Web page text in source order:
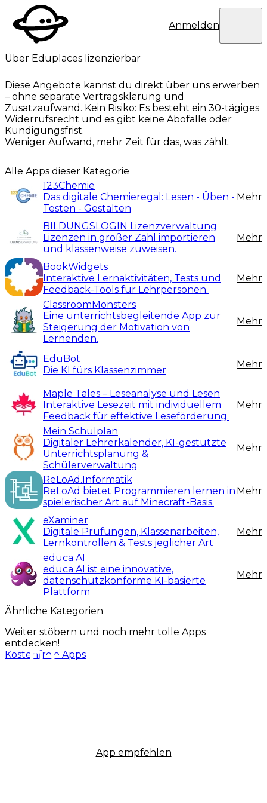
Eduplaces
Anmelden
Über Eduplaces lizenzierbar
Diese Angebote kannst du direkt über uns erwerben
– ohne separate Vertragsklärung und
Zusatzaufwand. Kein Risiko: Es besteht ein 30-tägiges
Widerrufsrecht und es gibt keine Abofalle oder
Kündigungsfrist.
Weniger Aufwand, mehr Zeit für das, was zählt.
Alle Apps dieser Kategorie
123Chemie
Das digitale Chemieregal: Lesen - Üben -
Testen - Gestalten
Mehr
BILDUNGSLOGIN Lizenzverwaltung
Lizenzen in großer Zahl importieren
und klassenweise zuweisen.
Mehr
BookWidgets
Interaktive Lernaktivitäten, Tests und
Feedback-Tools für Lehrpersonen.
Mehr
ClassroomMonsters
Eine unterrichtsbegleitende App zur
Steigerung der Motivation von
Lernenden.
Mehr
EduBot
Die KI fürs Klassenzimmer
Mehr
Maple Tales – Leseanalyse und Lesen
Interaktive Lesezeit mit individuellem
Feedback für effektive Leseförderung.
Mehr
Mein Schulplan
Digitaler Lehrerkalender, KI-gestützte
Unterrichtsplanung &
Schülerverwaltung
Mehr
ReLoAd.Informatik
ReLoAd bietet Programmieren lernen in
spielerischer Art auf Minecraft-Basis.
Mehr
eXaminer
Digitale Prüfungen, Klassenarbeiten,
Lernkontrollen & Tests jeglicher Art
Mehr
educa AI
educa AI ist eine innovative,
datenschutzkonforme KI-basierte
Plattform
Mehr
Ähnliche Kategorien
Weiter stöbern und noch mehr tolle Apps
entdecken!
Kostenfreie Apps
App empfehlen